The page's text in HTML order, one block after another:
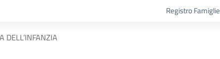
Registro Famiglie
DELL’INFANZIA